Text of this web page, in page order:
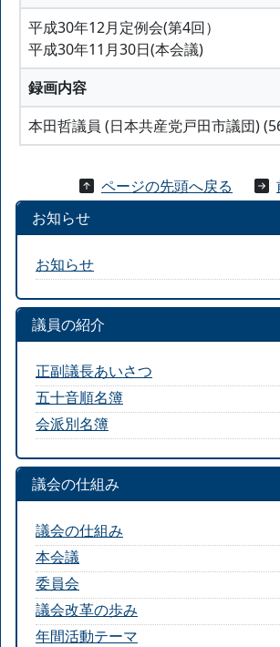
平成30年12月定例会(第4回）
平成30年11月30日(本会議)
録画内容
本田哲議員 (日本共産党戸田市議団)
ページの先頭へ戻る
お知らせ
お知らせ
議員の紹介
正副議長あいさつ
五十音順名簿
会派別名簿
議会の仕組み
議会の仕組み
本会議
委員会
議会改革の歩み
年間活動テーマ